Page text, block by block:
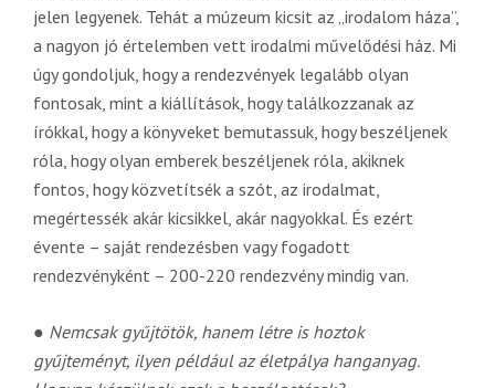
jelen legyenek. Tehát a múzeum kicsit az „irodalom háza”,
a nagyon jó értelemben vett irodalmi művelődési ház. Mi
úgy gondoljuk, hogy a rendezvények legalább olyan
fontosak, mint a kiállítások, hogy találkozzanak az
írókkal, hogy a könyveket bemutassuk, hogy beszéljenek
róla, hogy olyan emberek beszéljenek róla, akiknek
fontos, hogy közvetítsék a szót, az irodalmat,
megértessék akár kicsikkel, akár nagyokkal. És ezért
évente – saját rendezésben vagy fogadott
rendezvényként – 200-220 rendezvény mindig van.
● Nemcsak gyűjtötök, hanem létre is hoztok
gyűjteményt, ilyen például az életpálya hanganyag.